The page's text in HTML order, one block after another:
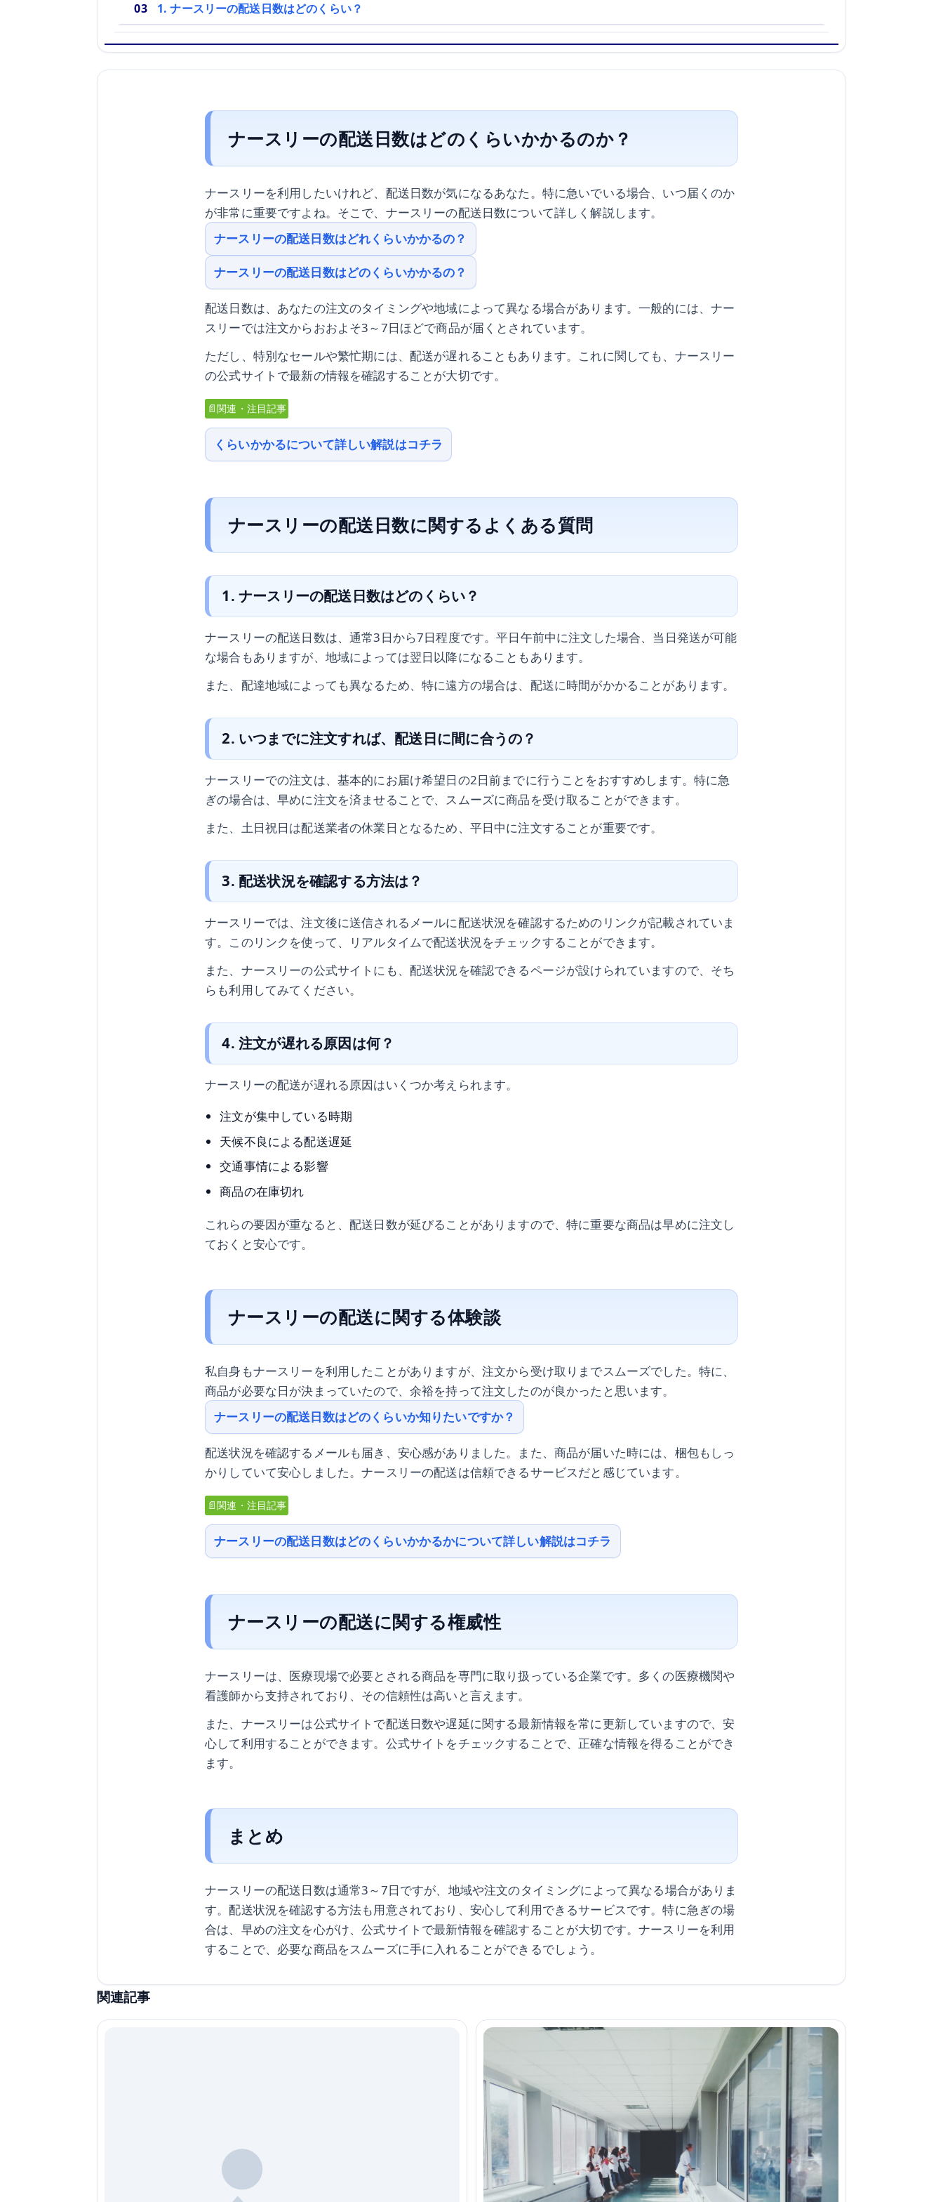
1. ナースリーの配送日数はどのくらい？
ナースリーの配送日数はどのくらいかかるのか？
ナースリーを利用したいけれど、配送日数が気になるあなた。特に急いでいる場合、いつ届くのか
が非常に重要ですよね。そこで、ナースリーの配送日数について詳しく解説します。
ナースリーの配送日数はどれくらいかかるの？
ナースリーの配送日数はどのくらいかかるの？
配送日数は、あなたの注文のタイミングや地域によって異なる場合があります。一般的には、ナー
スリーでは注文からおおよそ3～7日ほどで商品が届くとされています。
ただし、特別なセールや繁忙期には、配送が遅れることもあります。これに関しても、ナースリー
の公式サイトで最新の情報を確認することが大切です。
📄関連・注目記事
くらいかかるについて詳しい解説はコチラ
ナースリーの配送日数に関するよくある質問
1. ナースリーの配送日数はどのくらい？
ナースリーの配送日数は、通常3日から7日程度です。平日午前中に注文した場合、当日発送が可能
な場合もありますが、地域によっては翌日以降になることもあります。
また、配達地域によっても異なるため、特に遠方の場合は、配送に時間がかかることがあります。
2. いつまでに注文すれば、配送日に間に合うの？
ナースリーでの注文は、基本的にお届け希望日の2日前までに行うことをおすすめします。特に急
ぎの場合は、早めに注文を済ませることで、スムーズに商品を受け取ることができます。
また、土日祝日は配送業者の休業日となるため、平日中に注文することが重要です。
3. 配送状況を確認する方法は？
ナースリーでは、注文後に送信されるメールに配送状況を確認するためのリンクが記載されていま
す。このリンクを使って、リアルタイムで配送状況をチェックすることができます。
また、ナースリーの公式サイトにも、配送状況を確認できるページが設けられていますので、そち
らも利用してみてください。
4. 注文が遅れる原因は何？
ナースリーの配送が遅れる原因はいくつか考えられます。
注文が集中している時期
天候不良による配送遅延
交通事情による影響
商品の在庫切れ
これらの要因が重なると、配送日数が延びることがありますので、特に重要な商品は早めに注文し
ておくと安心です。
ナースリーの配送に関する体験談
私自身もナースリーを利用したことがありますが、注文から受け取りまでスムーズでした。特に、
商品が必要な日が決まっていたので、余裕を持って注文したのが良かったと思います。
ナースリーの配送日数はどのくらいか知りたいですか？
配送状況を確認するメールも届き、安心感がありました。また、商品が届いた時には、梱包もしっ
かりしていて安心しました。ナースリーの配送は信頼できるサービスだと感じています。
📄関連・注目記事
ナースリーの配送日数はどのくらいかかるかについて詳しい解説はコチラ
ナースリーの配送に関する権威性
ナースリーは、医療現場で必要とされる商品を専門に取り扱っている企業です。多くの医療機関や
看護師から支持されており、その信頼性は高いと言えます。
また、ナースリーは公式サイトで配送日数や遅延に関する最新情報を常に更新していますので、安
心して利用することができます。公式サイトをチェックすることで、正確な情報を得ることができ
ます。
まとめ
ナースリーの配送日数は通常3～7日ですが、地域や注文のタイミングによって異なる場合がありま
す。配送状況を確認する方法も用意されており、安心して利用できるサービスです。特に急ぎの場
合は、早めの注文を心がけ、公式サイトで最新情報を確認することが大切です。ナースリーを利用
することで、必要な商品をスムーズに手に入れることができるでしょう。
関連記事